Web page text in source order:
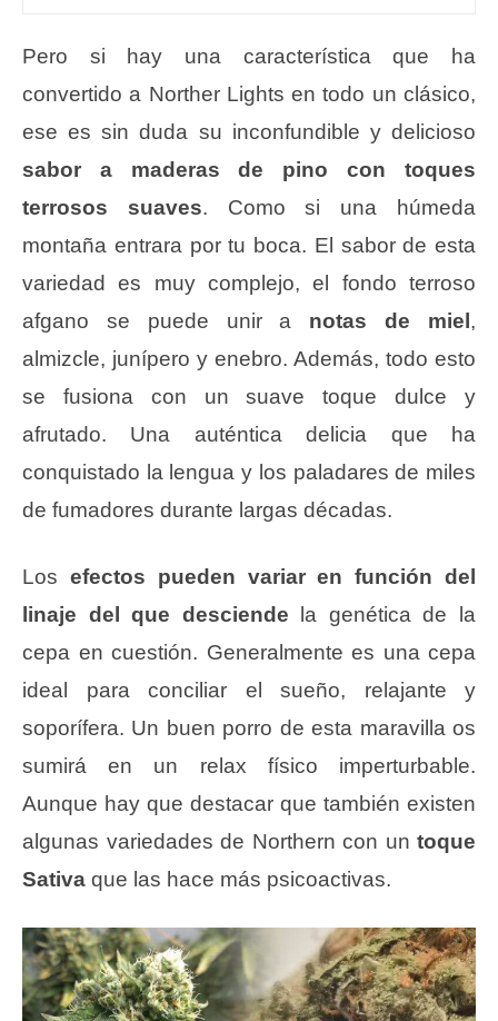
Pero si hay una característica que ha
convertido a Norther Lights en todo un clásico,
ese es sin duda su inconfundible y delicioso
sabor a maderas de pino con toques
terrosos suaves. Como si una húmeda
montaña entrara por tu boca. El sabor de esta
variedad es muy complejo, el fondo terroso
afgano se puede unir a notas de miel,
almizcle, junípero y enebro. Además, todo esto
se fusiona con un suave toque dulce y
afrutado. Una auténtica delicia que ha
conquistado la lengua y los paladares de miles
de fumadores durante largas décadas.
Los efectos pueden variar en función del
linaje del que desciende la genética de la
cepa en cuestión. Generalmente es una cepa
ideal para conciliar el sueño, relajante y
soporífera. Un buen porro de esta maravilla os
sumirá en un relax físico imperturbable.
Aunque hay que destacar que también existen
algunas variedades de Northern con un toque
Sativa que las hace más psicoactivas.